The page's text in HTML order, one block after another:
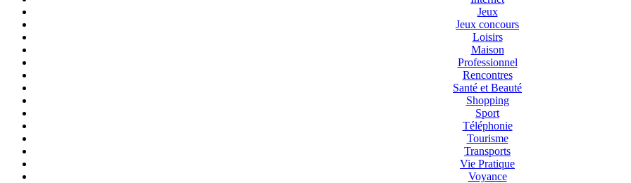
Jeux
Jeux concours
Loisirs
Maison
Professionnel
Rencontres
Santé et Beauté
Shopping
Sport
Téléphonie
Tourisme
Transports
Vie Pratique
Voyance